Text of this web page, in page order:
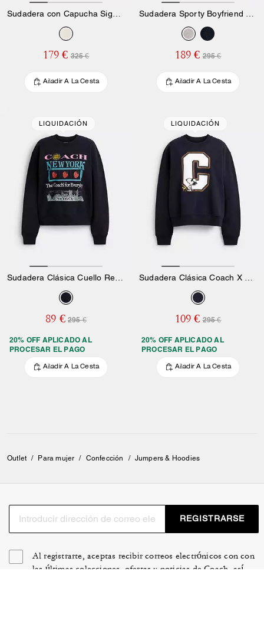
179 € 325 €
Añadir A La Cesta
189 € 295 €
Añadir A La Cesta
LIQUIDACIÓN
89 € 295 €
20% OFF APLICADO AL
PROCESAR EL PAGO
Añadir A La Cesta
LIQUIDACIÓN
109 € 295 €
20% OFF APLICADO AL
PROCESAR EL PAGO
Añadir A La Cesta
Outlet / Para mujer / Confección / Jumpers & Hoodies
REGISTRARSE
Al registrarte, aceptas recibir correos electrónicos con con
las últimas colecciones, ofertas y noticias de Coach, así